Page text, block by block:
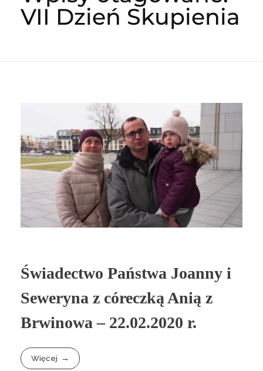
VII Dzień Skupienia
Świadectwo Państwa Joanny i
Seweryna z córeczką Anią z
Brwinowa – 22.02.2020 r.
Więcej